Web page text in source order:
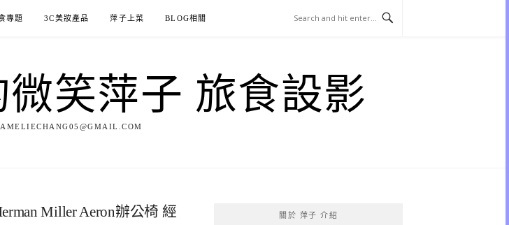
專題 3C美妝產品 萍子上菜 BLOG相關
微笑萍子 旅食設影
Miller Aeron辦公椅 經
關於 萍子 介紹